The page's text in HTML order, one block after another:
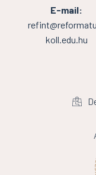
E-mail:
koll.edu.hu